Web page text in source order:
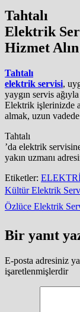
Tahtalı
Elektrik
Hizmet Alın
Tahtalı
elektrik servisi,
yaygın servis
Elektrik işlerinizde
almak, uzun
Tahtalı
’da elektrik
yakın uzmanı
Etiketler:
Yazı
gezinmesi
Kültür Elektrik
Özlüce Elektrik
Bir yanıt
E-posta adresiniz
işaretlenmişlerdir